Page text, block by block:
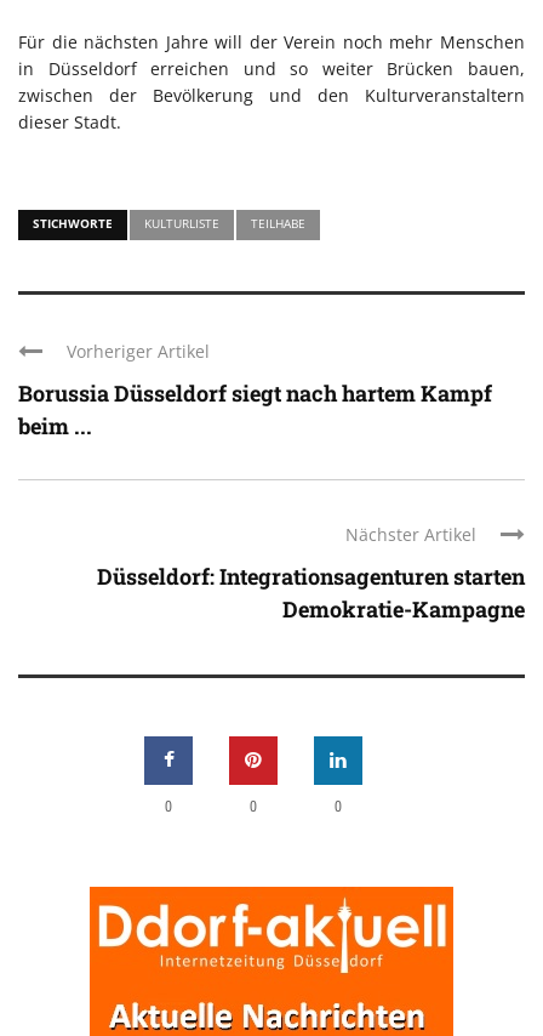
Für die nächsten Jahre will der Verein noch mehr Menschen
in Düsseldorf erreichen und so weiter Brücken bauen,
zwischen der Bevölkerung und den Kulturveranstaltern
dieser Stadt.
STICHWORTE KULTURLISTE TEILHABE
Vorheriger Artikel
Borussia Düsseldorf siegt nach hartem Kampf
beim ...
Nächster Artikel
Düsseldorf: Integrationsagenturen starten
Demokratie-Kampagne
0 0 0